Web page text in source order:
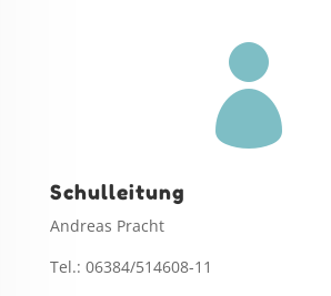

Schulleitung
Andreas Pracht
Tel.: 06384/514608-11